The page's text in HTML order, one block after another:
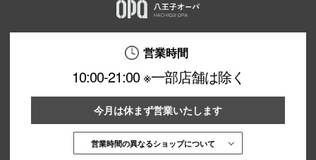
営業時間
10:00-21:00 ※一部店舗は除く
今月は休まず営業いたします
営業時間の異なるショップについて